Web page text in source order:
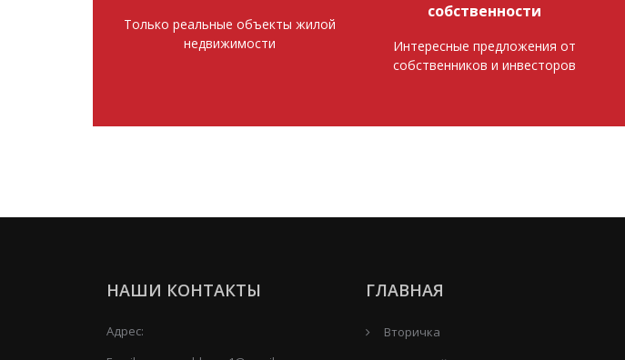
Только реальные объекты жилой
недвижимости
собственности
Интересные предложения от
собственников и инвесторов
НАШИ КОНТАКТЫ
Адрес:
ГЛАВНАЯ
Вторичка